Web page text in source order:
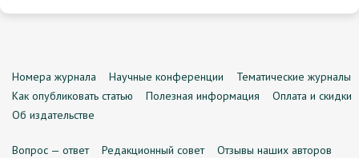
Номера журнала Научные конференции
Тематические журналы
Как опубликовать статью
Полезная информация
Оплата и скидки
Об издательстве
Вопрос — ответ Редакционный совет
Отзывы наших авторов